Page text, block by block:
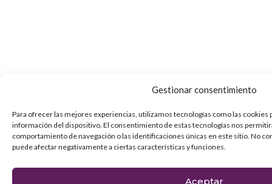
Gestionar consentimiento
Para ofrecer las mejores experiencias, utilizamos tecnologías como las cookies
información del dispositivo. El consentimiento de estas tecnologías nos
comportamiento de navegación o las identificaciones únicas en este sitio. No
puede afectar negativamente a ciertas características y funciones.
Aceptar